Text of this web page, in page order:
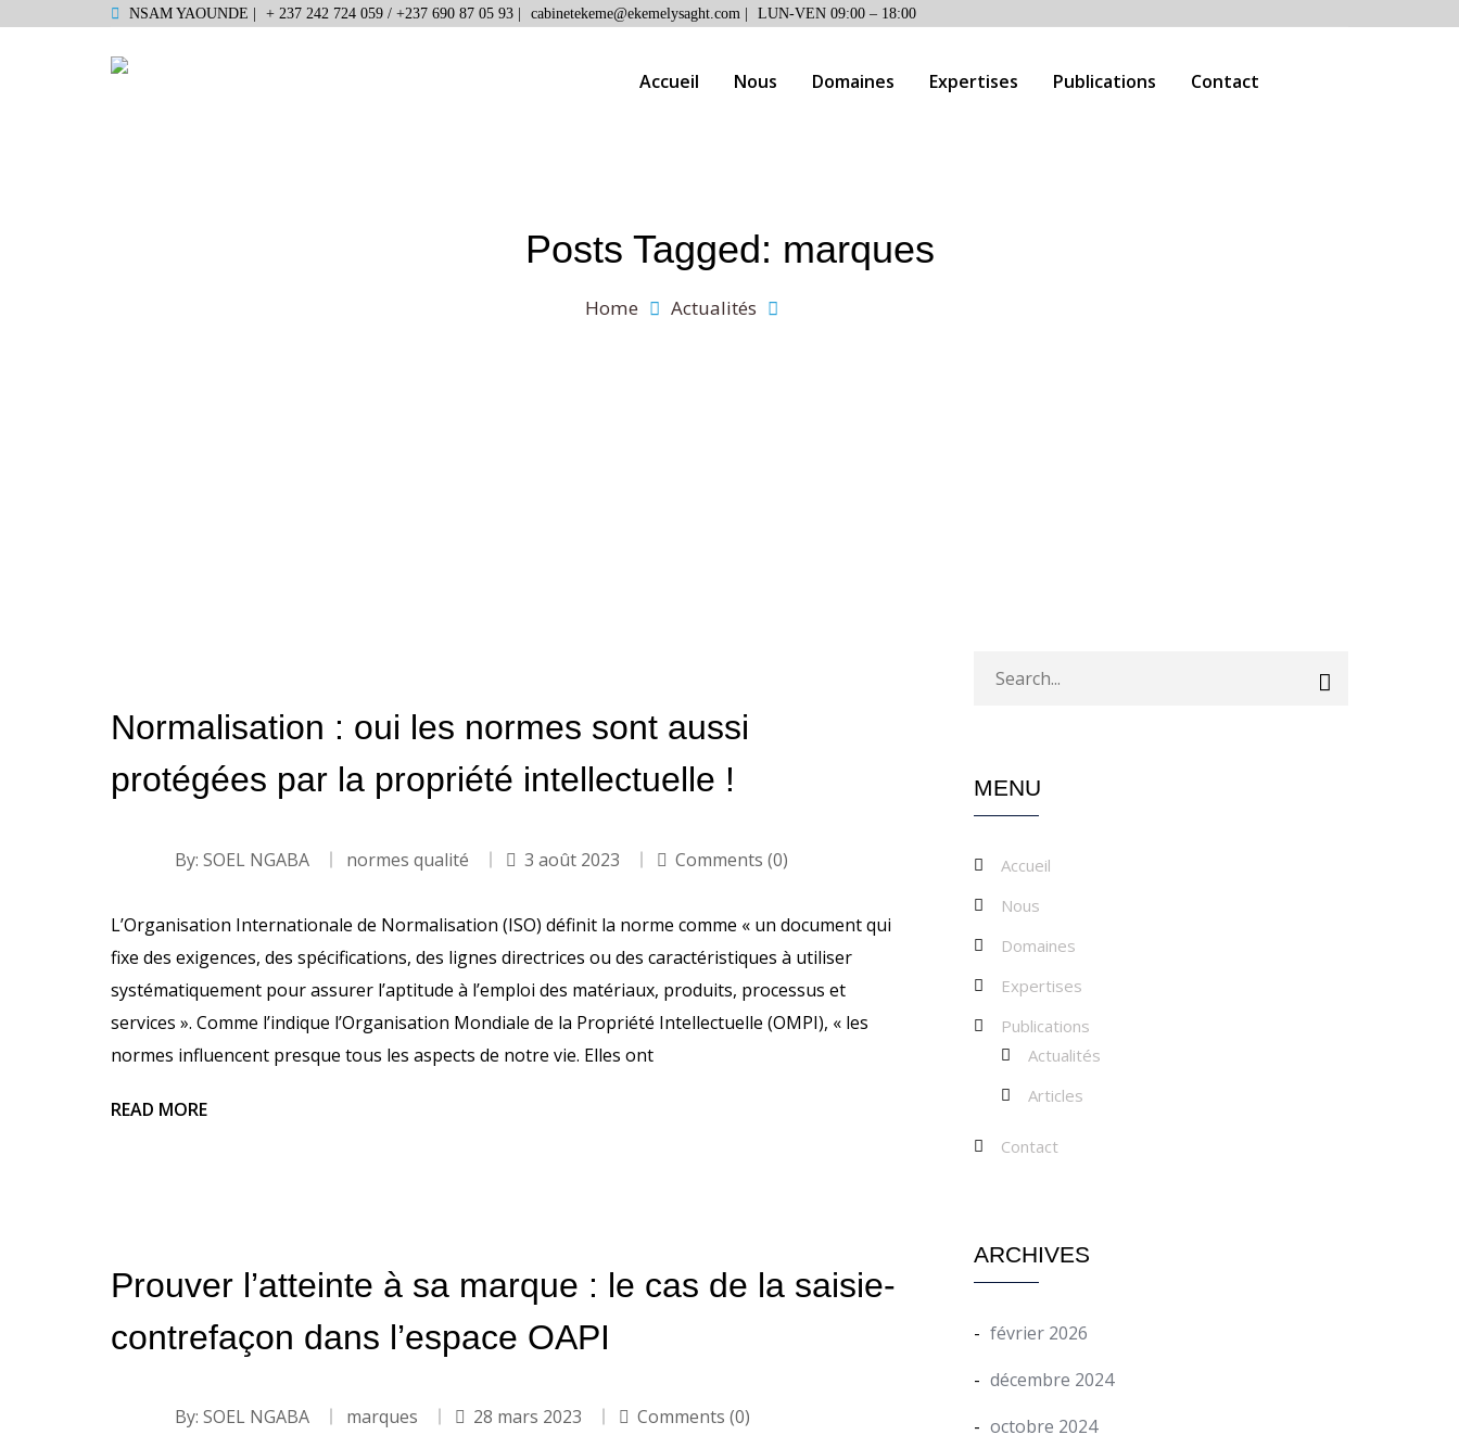
NSAM YAOUNDE | + 237 242 724 059 / +237 690 87 05 93 | cabinetekeme@ekemelysaght.com | LUN-VEN 09:00 – 18:00
Accueil Nous Domaines Expertises Publications Contact
Posts Tagged: marques
Home Actualités
Normalisation : oui les normes sont aussi
protégées par la propriété intellectuelle !
By: SOEL NGABA normes qualité 3 août 2023 Comments (0)
L’Organisation Internationale de Normalisation (ISO) définit la norme comme « un document qui
fixe des exigences, des spécifications, des lignes directrices ou des caractéristiques à utiliser
systématiquement pour assurer l’aptitude à l’emploi des matériaux, produits, processus et
services ». Comme l’indique l’Organisation Mondiale de la Propriété Intellectuelle (OMPI), « les
normes influencent presque tous les aspects de notre vie. Elles ont
READ MORE
Prouver l’atteinte à sa marque : le cas de la saisie-
contrefaçon dans l’espace OAPI
By: SOEL NGABA marques 28 mars 2023 Comments (0)
MENU
Accueil
Nous
Domaines
Expertises
Publications
Actualités
Articles
Contact
ARCHIVES
février 2026
décembre 2024
octobre 2024